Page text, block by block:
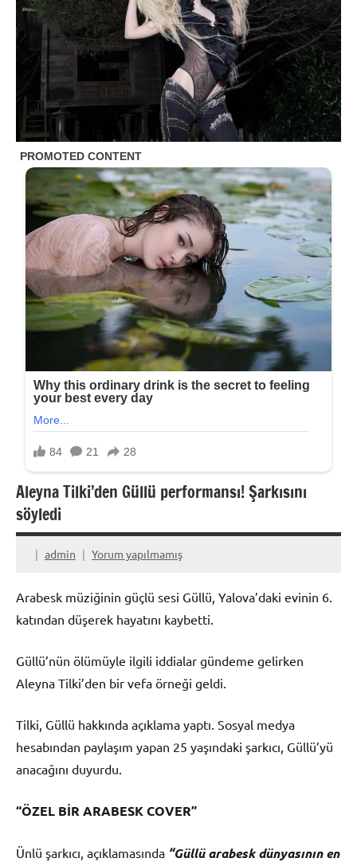
Aleyna Tilki’den Güllü performansı! Şarkısını
söyledi
admin Yorum yapılmamış
Arabesk müziğinin güçlü sesi Güllü, Yalova’daki evinin 6.
katından düşerek hayatını kaybetti.
Güllü’nün ölümüyle ilgili iddialar gündeme gelirken
Aleyna Tilki’den bir vefa örneği geldi.
Tilki, Güllü hakkında açıklama yaptı. Sosyal medya
hesabından paylaşım yapan 25 yaşındaki şarkıcı, Güllü’yü
anacağını duyurdu.
“ÖZEL BİR ARABESK COVER”
Ünlü şarkıcı, açıklamasında “Güllü arabesk dünyasının en